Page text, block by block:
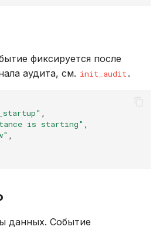
фиксируется после
аудита, см. init_audit .
is starting"
данных. Событие